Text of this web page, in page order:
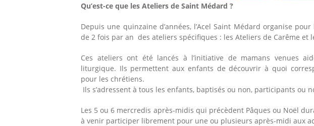
Qu’est-ce que les Ateliers de Saint Médard ?
Depuis une quinzaine d’années, l’Acel Saint Médard organise
de 2 fois par an des ateliers spécifiques : les Ateliers de Carême et
Ces ateliers ont été lancés à l’initiative de mamans venues
liturgique. Ils permettent aux enfants de découvrir à quoi
pour les chrétiens.
Ils s’adressent à tous les enfants, baptisés ou non, participants ou
Les 5 ou 6 mercredis après-midis qui précèdent Pâques ou Noël
à venir participer librement pour une ou plusieurs après-